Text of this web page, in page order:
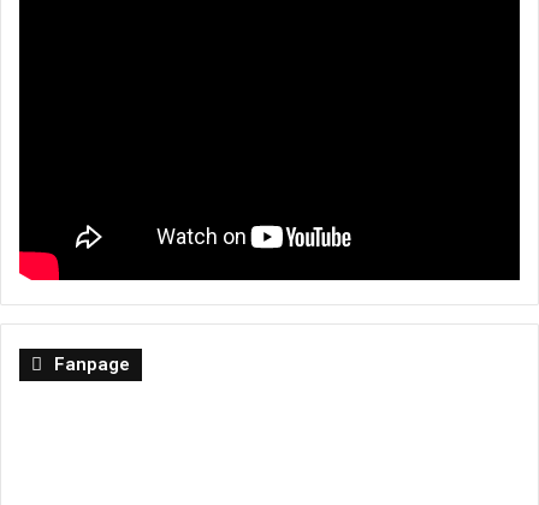
Fanpage